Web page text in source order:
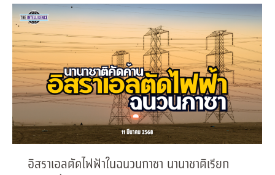
อิสราเอลตัดไฟฟ้าในฉนวนกาซา นานาชาติเรียก